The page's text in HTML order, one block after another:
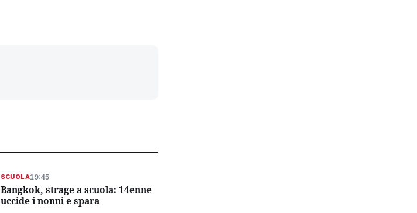
SCUOLA19:45
Bangkok, strage a scuola: 14enne
uccide i nonni e spara